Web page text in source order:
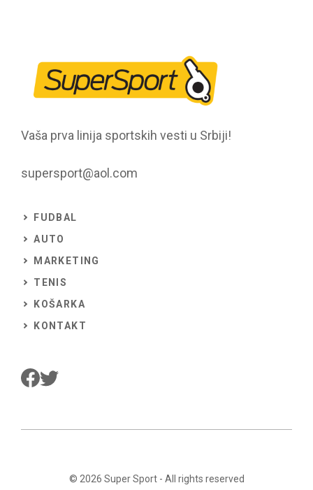
Vaša prva linija sportskih vesti u Srbiji!
supersport@aol.com
FUDBAL
AUTO
MARKETING
TENIS
KOŠARKA
KONTAKT
© 2026 Super Sport- All rights reserved